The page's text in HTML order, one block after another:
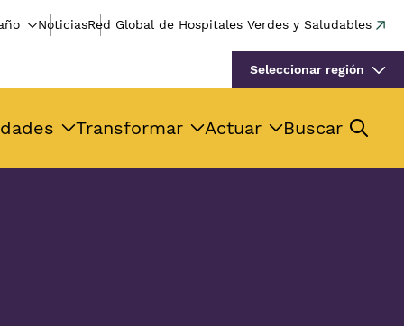
NoticiasRed Global de Hospitales Verdes y Saludables
Seleccionar región
Transformar Actuar Buscar